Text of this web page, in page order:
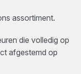
assortiment.
die volledig op
afgestemd op